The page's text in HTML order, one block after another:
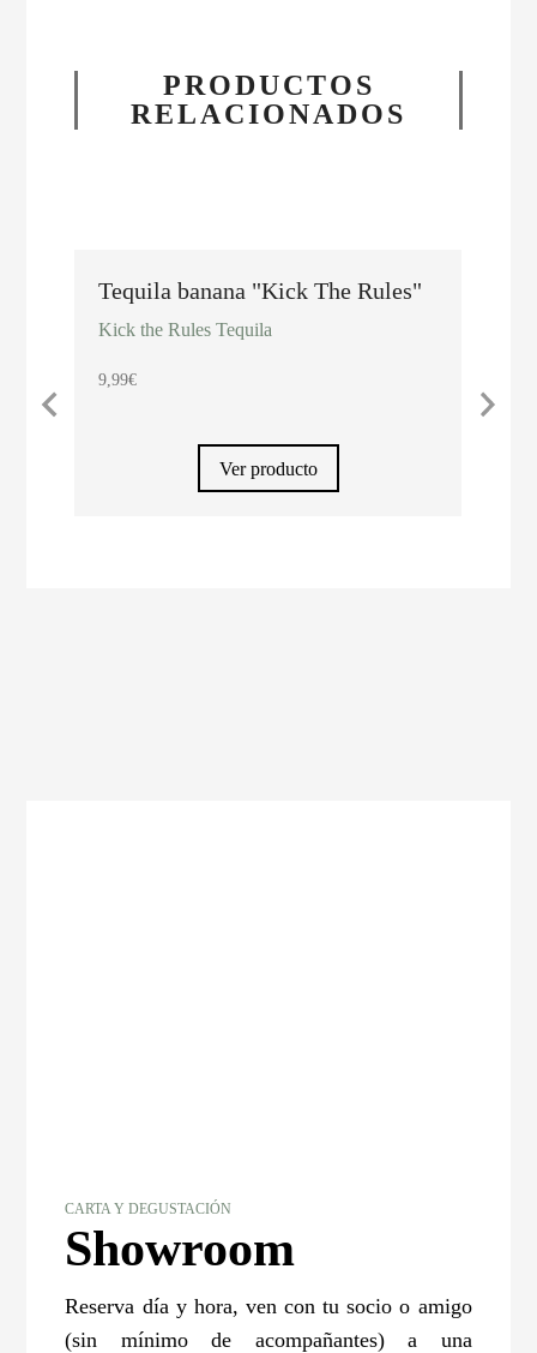
PRODUCTOS
RELACIONADOS
Tequila banana "Kick The Rules"
Kick the Rules Tequila
9,99€
Ver producto
11,45
CARTA Y DEGUSTACIÓN
Showroom
Reserva día y hora, ven con tu socio o amigo
(sin mínimo de acompañantes) a una